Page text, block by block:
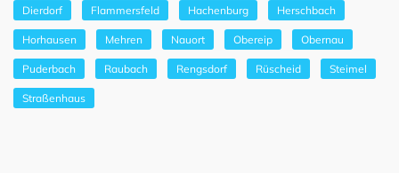
Dierdorf Flammersfeld Hachenburg Herschbach
Horhausen Mehren Nauort Obereip Obernau
Puderbach Raubach Rengsdorf Rüscheid Steimel
Straßenhaus